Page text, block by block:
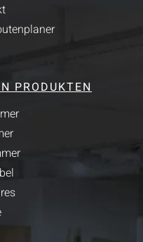
PRODUKTEN